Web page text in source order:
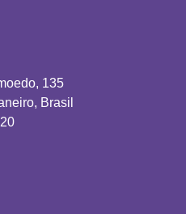
135
Brasil